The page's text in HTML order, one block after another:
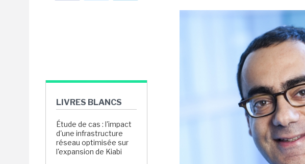
LIVRES BLANCS
Étude de cas : l'impact
d'une infrastructure
réseau optimisée sur
l'expansion de Kiabi